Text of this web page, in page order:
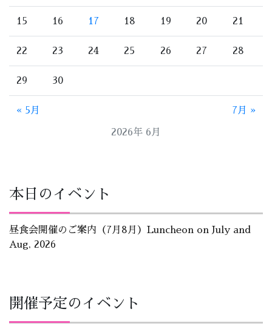
2026年 6月
15 16 17 18 19 20 21
22 23 24 25 26 27 28
29 30
« 5月 7月 »
本日のイベント
昼食会開催のご案内（7月8月）Luncheon on July and
Aug, 2026
開催予定のイベント